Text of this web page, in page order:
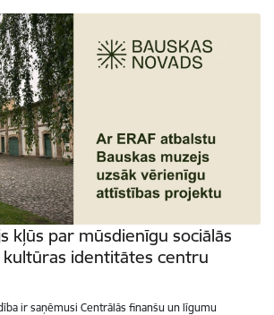
kļūs par mūsdienīgu sociālās
kultūras identitātes centru
ir saņēmusi Centrālās finanšu un līgumu